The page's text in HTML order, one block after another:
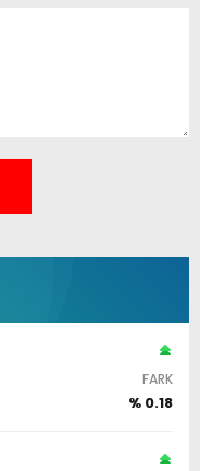
FARK
% 0.18